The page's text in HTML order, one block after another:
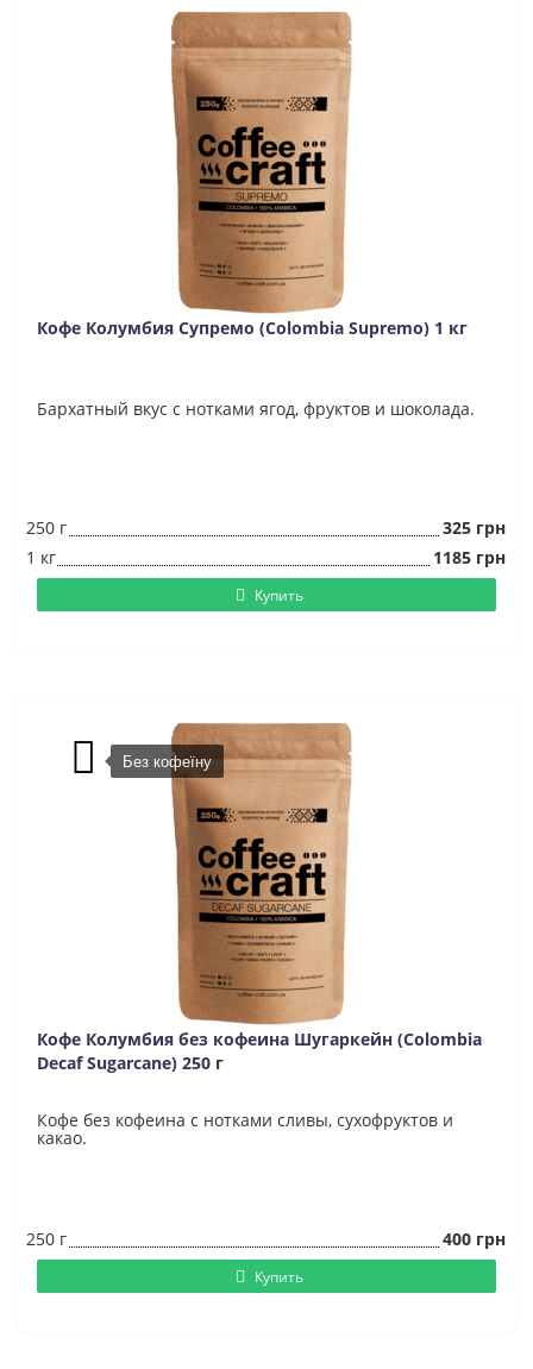
Кофе Колумбия Супремо (Colombia Supremo) 1 кг
Бархатный вкус с нотками ягод, фруктов и шоколада.
250 г
325 грн
1 кг
1185 грн
Купить
Без кофеїну
Кофе Колумбия без кофеина Шугаркейн (Colombia
Decaf Sugarcane) 250 г
Кофе без кофеина с нотками сливы, сухофруктов и
какао.
250 г 400 грн
Купить